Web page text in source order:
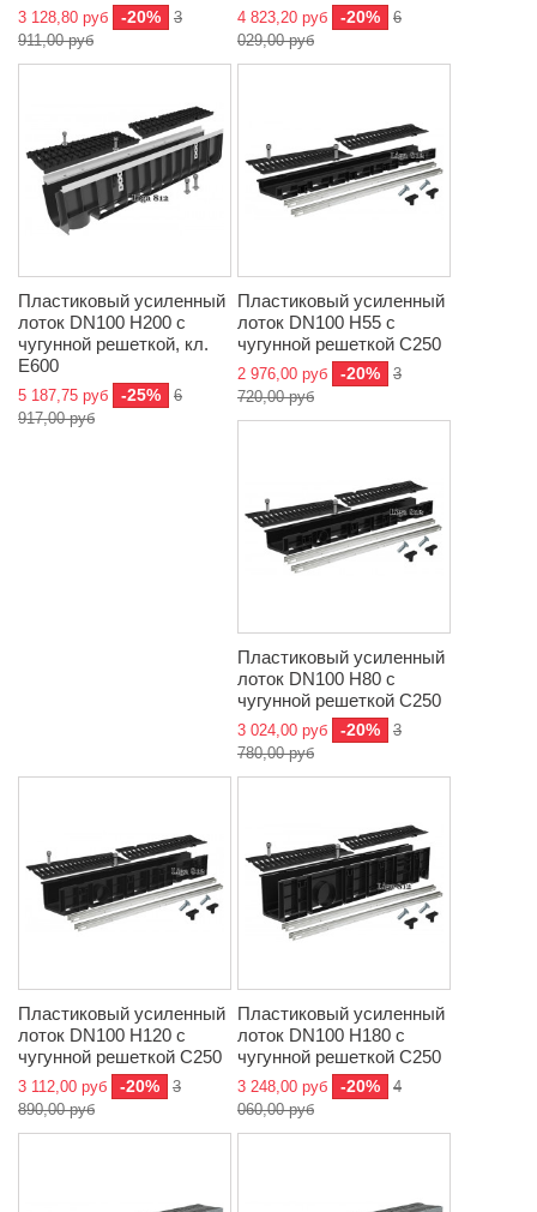
3 128,80 руб -20%
3
911,00 руб
4 823,20 руб -20%
6
029,00 руб
Пластиковый усиленный
лоток DN100 H200 с
чугунной решеткой, кл.
E600
5 187,75 руб -25%
6
917,00 руб
Пластиковый усиленный
лоток DN100 H55 с
чугунной решеткой C250
2 976,00 руб -20%
3
720,00 руб
Пластиковый усиленный
лоток DN100 H80 с
чугунной решеткой C250
3 024,00 руб -20%
3
780,00 руб
Пластиковый усиленный
лоток DN100 H120 с
чугунной решеткой C250
3 112,00 руб -20%
3
890,00 руб
Пластиковый усиленный
лоток DN100 H180 с
чугунной решеткой C250
3 248,00 руб -20%
4
060,00 руб